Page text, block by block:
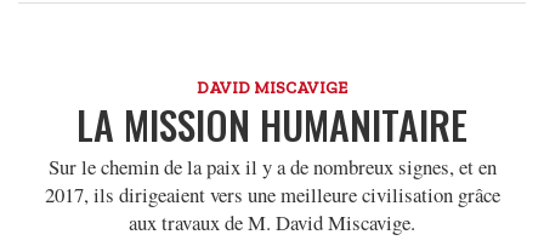
DAVID MISCAVIGE
LA MISSION HUMANITAIRE
Sur le chemin de la paix il y a de nombreux signes, et en
2017, ils dirigeaient vers une meilleure civilisation grâce
aux travaux de M. David Miscavige.